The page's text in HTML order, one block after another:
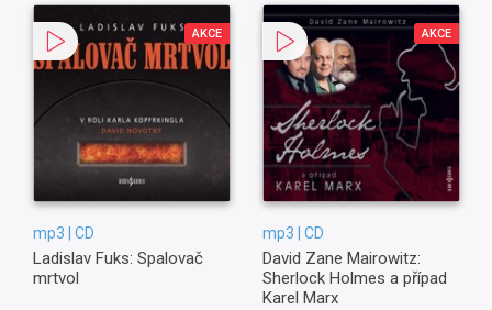
AKCE
mp3 | CD
Ladislav Fuks: Spalovač
mrtvol
AKCE
mp3 | CD
David Zane Mairowitz:
Sherlock Holmes a případ
Karel Marx